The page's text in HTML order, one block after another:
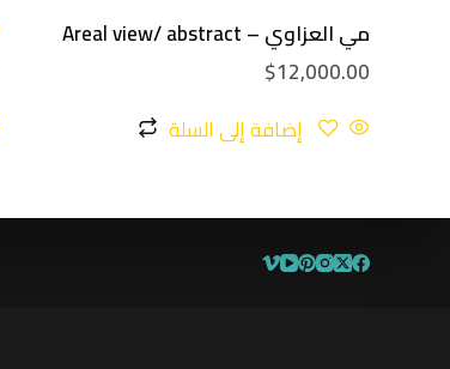
مي العزاوي – Areal view/ abstract
$12,000.00
إضافة إلى السلة